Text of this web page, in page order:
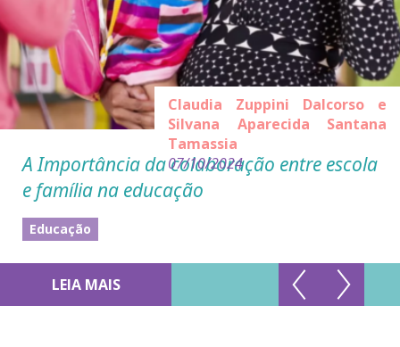
Claudia Zuppini Dalcorso e
Silvana Aparecida Santana
Tamassia
07/10/2024
A Importância da colaboração entre escola
e família na educação
Educação
LEIA MAIS